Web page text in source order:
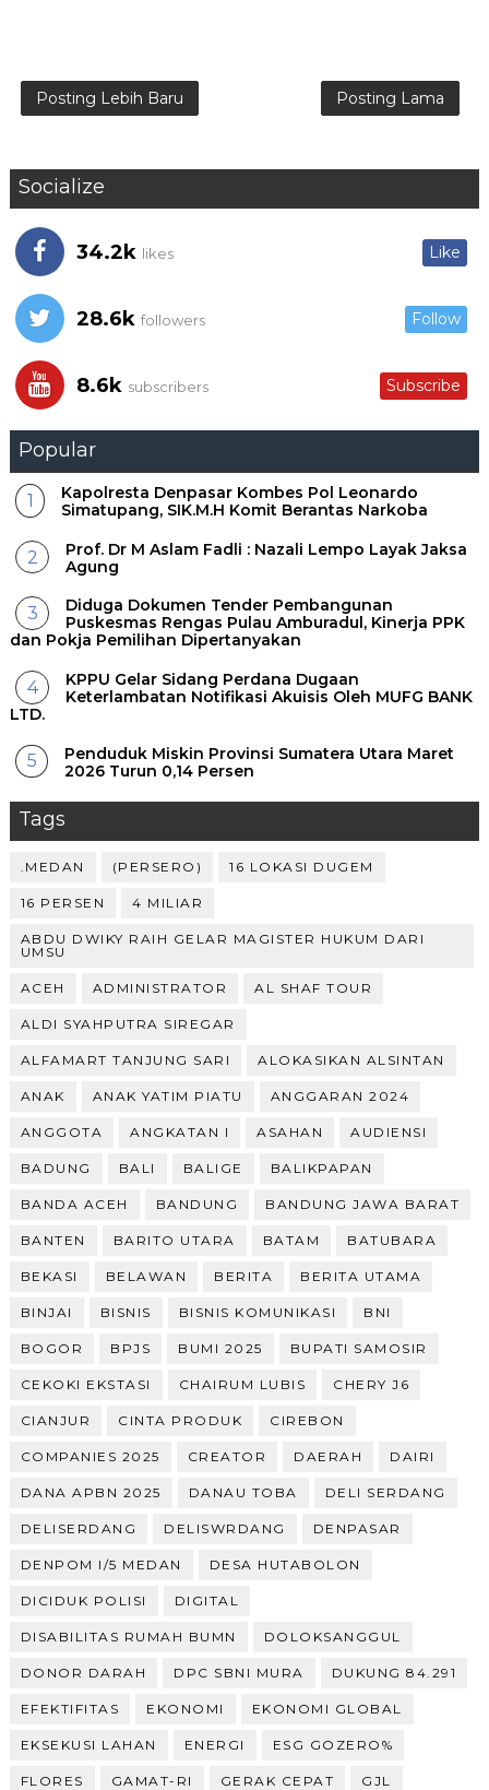
Posting Lebih Baru Posting Lama
Socialize
34.2k likes Like
28.6k followers Follow
8.6k subscribers Subscribe
Popular
Kapolresta Denpasar Kombes Pol Leonardo
Simatupang, SIK.M.H Komit Berantas Narkoba
Prof. Dr M Aslam Fadli : Nazali Lempo Layak Jaksa
Agung
Diduga Dokumen Tender Pembangunan
Puskesmas Rengas Pulau Amburadul, Kinerja PPK
dan Pokja Pemilihan Dipertanyakan
KPPU Gelar Sidang Perdana Dugaan
Keterlambatan Notifikasi Akuisis Oleh MUFG BANK
LTD.
Penduduk Miskin Provinsi Sumatera Utara Maret
2026 Turun 0,14 Persen
Tags
.MEDAN (PERSERO) 16 LOKASI DUGEM
16 PERSEN 4 MILIAR
ABDU DWIKY RAIH GELAR MAGISTER HUKUM DARI
UMSU
ACEH ADMINISTRATOR AL SHAF TOUR
ALDI SYAHPUTRA SIREGAR
ALFAMART TANJUNG SARI ALOKASIKAN ALSINTAN
ANAK ANAK YATIM PIATU ANGGARAN 2024
ANGGOTA ANGKATAN I ASAHAN AUDIENSI
BADUNG BALI BALIGE BALIKPAPAN
BANDA ACEH BANDUNG BANDUNG JAWA BARAT
BANTEN BARITO UTARA BATAM BATUBARA
BEKASI BELAWAN BERITA BERITA UTAMA
BINJAI BISNIS BISNIS KOMUNIKASI BNI
BOGOR BPJS BUMI 2025 BUPATI SAMOSIR
CEKOKI EKSTASI CHAIRUM LUBIS CHERY J6
CIANJUR CINTA PRODUK CIREBON
COMPANIES 2025 CREATOR DAERAH DAIRI
DANA APBN 2025 DANAU TOBA DELI SERDANG
DELISERDANG DELISWRDANG DENPASAR
DENPOM I/5 MEDAN DESA HUTABOLON
DICIDUK POLISI DIGITAL
DISABILITAS RUMAH BUMN DOLOKSANGGUL
DONOR DARAH DPC SBNI MURA DUKUNG 84.291
EFEKTIFITAS EKONOMI EKONOMI GLOBAL
EKSEKUSI LAHAN ENERGI ESG GOZERO%
FLORES GAMAT-RI GERAK CEPAT GJL